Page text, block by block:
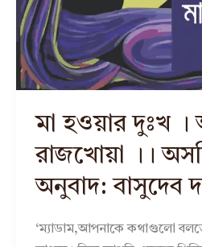
মা হওয়ার দুঃখ ।
রাজখোয়া ।।
অনুবাদ: বাসুদেব
‘ম্যাডাম,আপনাকে কথাগুলো